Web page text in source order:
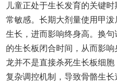
儿童正处于生长发育的关键
常敏感。长期大剂量使用甲
生长，进而影响终身高。换
的生长板闭合时间，从而影
龙并不是直接杀死生长板细
复杂调控机制，导致骨骼生长